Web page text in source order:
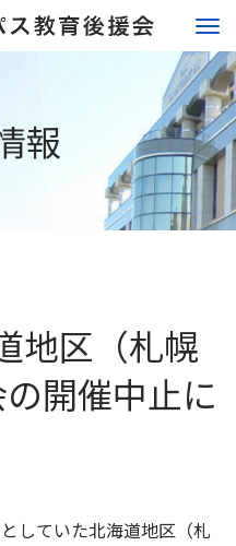
報
地区（札幌
開催中止に
していた北海道地区（札